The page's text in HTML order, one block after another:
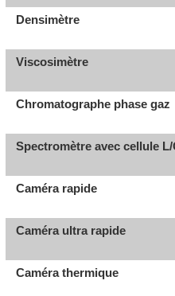
Densimètre
Viscosimètre
Chromatographe phase gaz
Spectromètre avec cellule L/
Caméra rapide
Caméra ultra rapide
Caméra thermique